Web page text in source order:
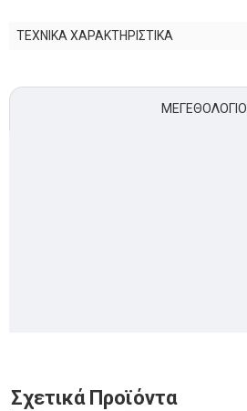
ΤΕΧΝΙΚΑ ΧΑΡΑΚΤΗΡΙΣΤΙΚΑ
ΜΕΓΕΘΟΛΌΓΙΟ
Σχετικά Προϊόντα